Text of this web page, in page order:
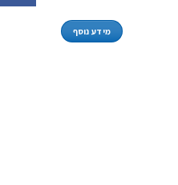
מידע נוסף